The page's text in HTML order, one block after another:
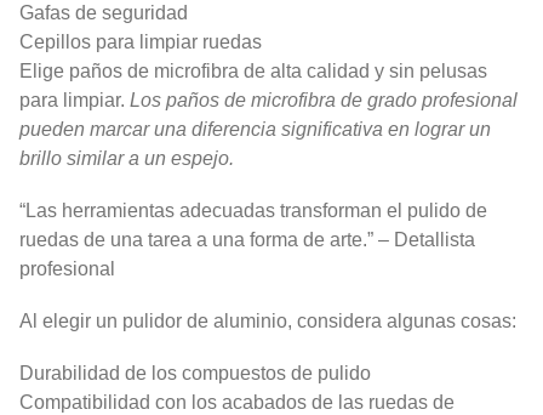
Gafas de seguridad
Cepillos para limpiar ruedas
Elige paños de microfibra de alta calidad y sin pelusas
para limpiar. Los paños de microfibra de grado profesional
pueden marcar una diferencia significativa en lograr un
brillo similar a un espejo.
“Las herramientas adecuadas transforman el pulido de
ruedas de una tarea a una forma de arte.” – Detallista
profesional
Al elegir un pulidor de aluminio, considera algunas cosas:
Durabilidad de los compuestos de pulido
Compatibilidad con los acabados de las ruedas de